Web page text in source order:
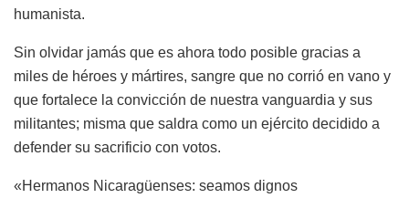
humanista.
Sin olvidar jamás que es ahora todo posible gracias a
miles de héroes y mártires, sangre que no corrió en vano y
que fortalece la convicción de nuestra vanguardia y sus
militantes; misma que saldra como un ejército decidido a
defender su sacrificio con votos.
«Hermanos Nicaragüenses: seamos dignos